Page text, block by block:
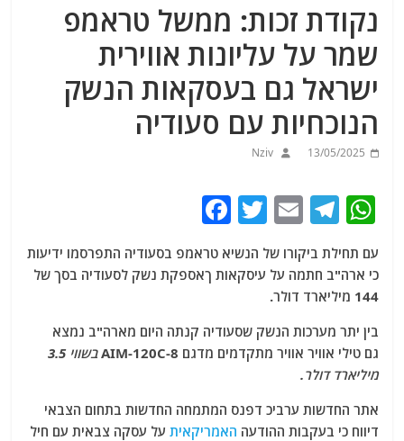
נקודת זכות: ממשל טראמפ
שמר על עליונות אווירית
ישראל גם בעסקאות הנשק
הנוכחיות עם סעודיה
13/05/2025
Nziv
W
h
at
s
A
p
p
T
e
g
ra
m
E
m
ai
l
T
itt
er
c
b
o
k
עם תחילת ביקורו של הנשיא טראמפ בסעודיה התפרסמו ידיעות
כי ארה"ב חתמה על עיסקאות ךאספקת נשק לסעודיה בסך של
144 מיליארד דולר.
בין יתר מערכות הנשק שסעודיה קנתה היום מארה"ב נמצא
גם טילי אוויר אוויר מתקדמים מדגם AIM-120C-8
בשווי 3.5
מיליארד דולר.
אתר החדשות ערביכ דפנס המתמחה החדשות בתחום הצבאי
דיווח כי בעקבות ההודעה האמריקאית על עסקה צבאית עם חיל